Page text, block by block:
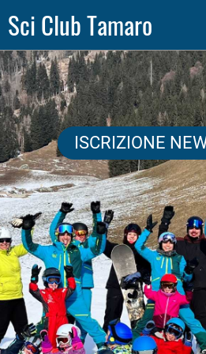
Sci Club Tamaro
ISCRIZIONE